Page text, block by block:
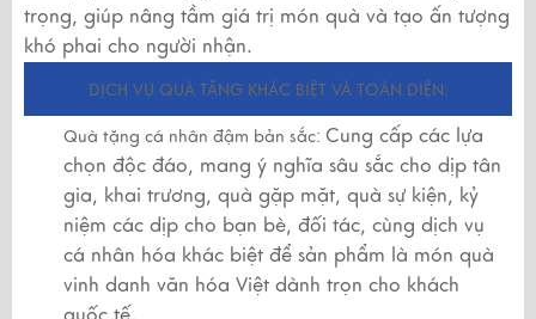
trọng, giúp nâng tầm giá trị món quà và tạo ấn tượng
khó phai cho người nhận.
DỊCH VỤ QUÀ TẶNG KHÁC BIỆT VÀ TOÀN DIỆN:
Quà tặng cá nhân đậm bản sắc: Cung cấp các lựa
chọn độc đáo, mang ý nghĩa sâu sắc cho dịp tân
gia, khai trương, quà gặp mặt, quà sự kiện, kỷ
niệm các dịp cho bạn bè, đối tác, cùng dịch vụ
cá nhân hóa khác biệt để sản phẩm là món quà
vinh danh văn hóa Việt dành trọn cho khách